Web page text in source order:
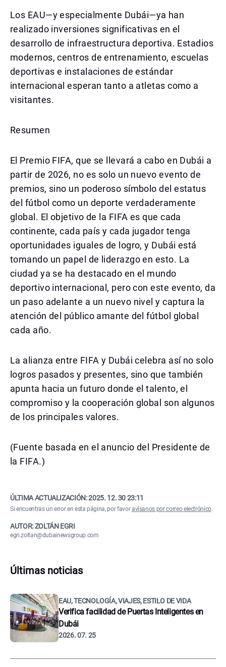
Los EAU—y especialmente Dubái—ya han
realizado inversiones significativas en el
desarrollo de infraestructura deportiva. Estadios
modernos, centros de entrenamiento, escuelas
deportivas e instalaciones de estándar
internacional esperan tanto a atletas como a
visitantes.
Resumen
El Premio FIFA, que se llevará a cabo en Dubái a
partir de 2026, no es solo un nuevo evento de
premios, sino un poderoso símbolo del estatus
del fútbol como un deporte verdaderamente
global. El objetivo de la FIFA es que cada
continente, cada país y cada jugador tenga
oportunidades iguales de logro, y Dubái está
tomando un papel de liderazgo en esto. La
ciudad ya se ha destacado en el mundo
deportivo internacional, pero con este evento, da
un paso adelante a un nuevo nivel y captura la
atención del público amante del fútbol global
cada año.
La alianza entre FIFA y Dubái celebra así no solo
logros pasados y presentes, sino que también
apunta hacia un futuro donde el talento, el
compromiso y la cooperación global son algunos
de los principales valores.
(Fuente basada en el anuncio del Presidente de
la FIFA.)
ÚLTIMA ACTUALIZACIÓN:2025. 12. 30 23:11
Si encuentras un error en esta página, por favoravísanos por correo electrónico.
AUTOR: ZOLTÁN EGRI
egri.zoltan@dubainewsgroup.com
Últimas noticias
EAU, TECNOLOGÍA, VIAJES, ESTILO DE VIDA
Verifica facilidad de Puertas Inteligentes en
Dubái
2026. 07. 25